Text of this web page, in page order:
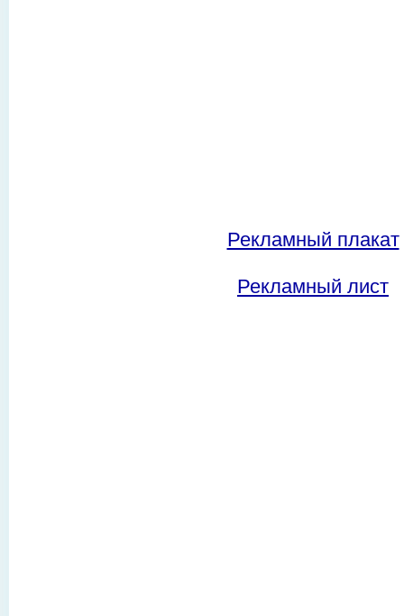
Рекламный плакат
Рекламный лист